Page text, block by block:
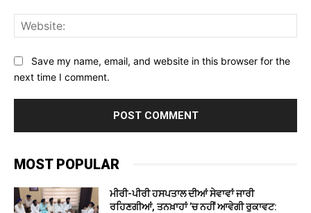
Save my name, email, and website in this browser for the
next time I comment.
MOST POPULAR
ਮੀਰੀ-ਪੀਰੀ ਹਸਪਤਾਲ ਦੀਆਂ ਸੇਵਾਵਾਂ ਜਾਰੀ
ਰਹਿਣਗੀਆਂ, ਤਨਖ਼ਾਹਾਂ ’ਚ ਨਹੀਂ ਆਵੇਗੀ ਰੁਕਾਵਟ: